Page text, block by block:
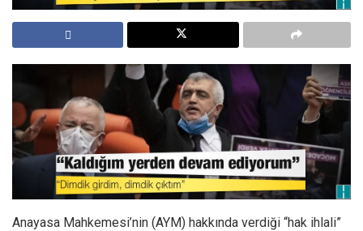
Anayasa Mahkemesi’nin (AYM) hakkında verdiği “hak ihlali”